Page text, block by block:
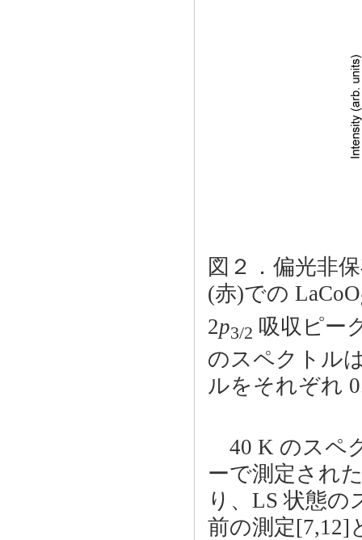
図２．偏光非
(赤)での LaCoO
2p3/2 吸収ピー
のスペクトル
ルをそれぞれ
40 K のスペ
ーで測定され
り、LS 状態
前の測定[7,12]